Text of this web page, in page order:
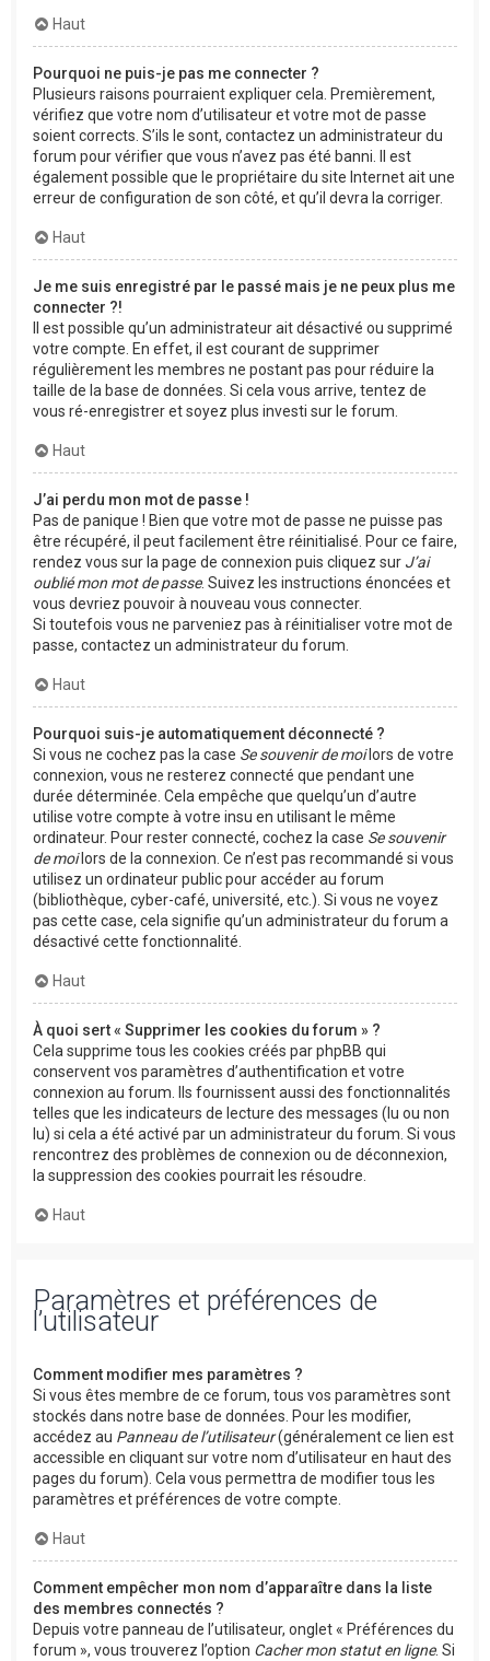
Haut
Pourquoi ne puis-je pas me connecter ?
Plusieurs raisons pourraient expliquer cela. Premièrement,
vérifiez que votre nom d’utilisateur et votre mot de passe
soient corrects. S’ils le sont, contactez un administrateur du
forum pour vérifier que vous n’avez pas été banni. Il est
également possible que le propriétaire du site Internet ait une
erreur de configuration de son côté, et qu’il devra la corriger.
Haut
Je me suis enregistré par le passé mais je ne peux plus me
connecter ?!
Il est possible qu’un administrateur ait désactivé ou supprimé
votre compte. En effet, il est courant de supprimer
régulièrement les membres ne postant pas pour réduire la
taille de la base de données. Si cela vous arrive, tentez de
vous ré-enregistrer et soyez plus investi sur le forum.
Haut
J’ai perdu mon mot de passe !
Pas de panique ! Bien que votre mot de passe ne puisse pas
être récupéré, il peut facilement être réinitialisé. Pour ce faire,
rendez vous sur la page de connexion puis cliquez sur J’ai
oublié mon mot de passe. Suivez les instructions énoncées et
vous devriez pouvoir à nouveau vous connecter.
Si toutefois vous ne parveniez pas à réinitialiser votre mot de
passe, contactez un administrateur du forum.
Haut
Pourquoi suis-je automatiquement déconnecté ?
Si vous ne cochez pas la case Se souvenir de moilors de votre
connexion, vous ne resterez connecté que pendant une
durée déterminée. Cela empêche que quelqu’un d’autre
utilise votre compte à votre insu en utilisant le même
ordinateur. Pour rester connecté, cochez la case Se souvenir
de moilors de la connexion. Ce n’est pas recommandé si vous
utilisez un ordinateur public pour accéder au forum
(bibliothèque, cyber-café, université, etc.). Si vous ne voyez
pas cette case, cela signifie qu’un administrateur du forum a
désactivé cette fonctionnalité.
Haut
À quoi sert « Supprimer les cookies du forum » ?
Cela supprime tous les cookies créés par phpBB qui
conservent vos paramètres d’authentification et votre
connexion au forum. Ils fournissent aussi des fonctionnalités
telles que les indicateurs de lecture des messages (lu ou non
lu) si cela a été activé par un administrateur du forum. Si vous
rencontrez des problèmes de connexion ou de déconnexion,
la suppression des cookies pourrait les résoudre.
Haut
Paramètres et préférences de
l’utilisateur
Comment modifier mes paramètres ?
Si vous êtes membre de ce forum, tous vos paramètres sont
stockés dans notre base de données. Pour les modifier,
accédez au Panneau de l’utilisateur(généralement ce lien est
accessible en cliquant sur votre nom d’utilisateur en haut des
pages du forum). Cela vous permettra de modifier tous les
paramètres et préférences de votre compte.
Haut
Comment empêcher mon nom d’apparaître dans la liste
des membres connectés ?
Depuis votre panneau de l’utilisateur, onglet « Préférences du
forum », vous trouverez l’option Cacher mon statut en ligne. Si